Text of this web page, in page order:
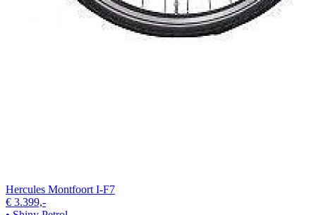
Hercules Montfoort I-F7
€ 3.399,-